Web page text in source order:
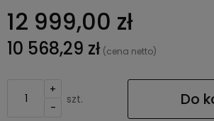
12 999,00 zł
10 568,29 zł (cena netto)
+
-
szt. Do